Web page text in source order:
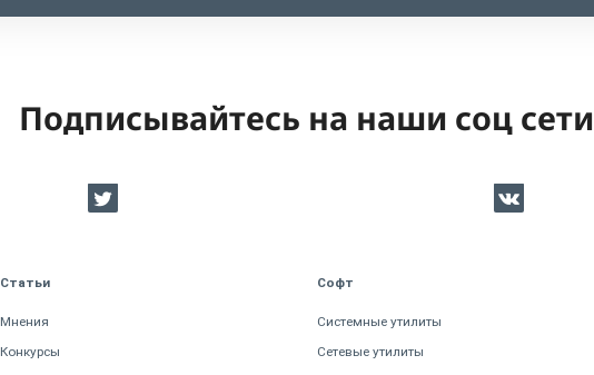
Подписывайтесь на наши соц сети
Статьи
Мнения
Конкурсы
Софт
Системные утилиты
Сетевые утилиты